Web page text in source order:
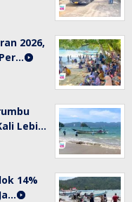
2026,
Lebi…
14%